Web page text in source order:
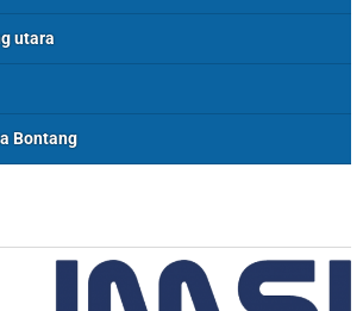
utara
Bontang